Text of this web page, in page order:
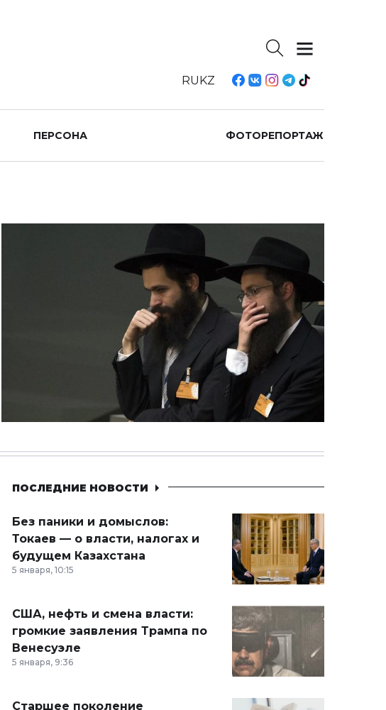
RUKZ
ПЕРСОНА ФОТОРЕПОРТАЖ
ПОСЛЕДНИЕ НОВОСТИ
Без паники и домыслов:
Токаев — о власти, налогах и
будущем Казахстана
5 января, 10:15
США, нефть и смена власти:
громкие заявления Трампа по
Венесуэле
5 января, 9:36
Старшее поколение